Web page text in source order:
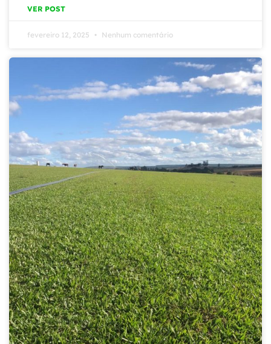
VER POST
fevereiro 12, 2025 Nenhum comentário